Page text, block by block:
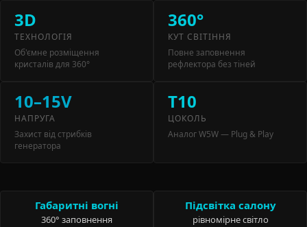
3D
ТЕХНОЛОГІЯ
Об'ємне розміщення
кристалів для 360°
360°
КУТ СВІТІННЯ
Повне заповнення
рефлектора без тіней
10–15V
НАПРУГА
Захист від стрибків
генератора
T10
ЦОКОЛЬ
Аналог W5W — Plug & Play
Габаритні вогні
360° заповнення
Підсвітка салону
рівномірне світло